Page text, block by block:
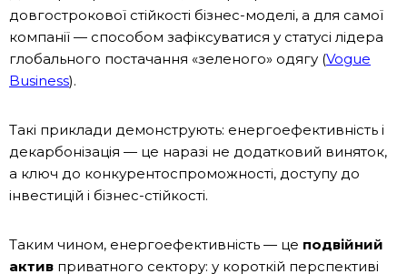
довгострокової стійкості бізнес-моделі, а для самої
компанії — способом зафіксуватися у статусі лідера
глобального постачання «зеленого» одягу (Vogue
Business).
Такі приклади демонструють: енергоефективність і
декарбонізація — це наразі не додатковий виняток,
а ключ до конкурентоспроможності, доступу до
інвестицій і бізнес-стійкості.
Таким чином, енергоефективність — це подвійний
актив приватного сектору: у короткій перспективі